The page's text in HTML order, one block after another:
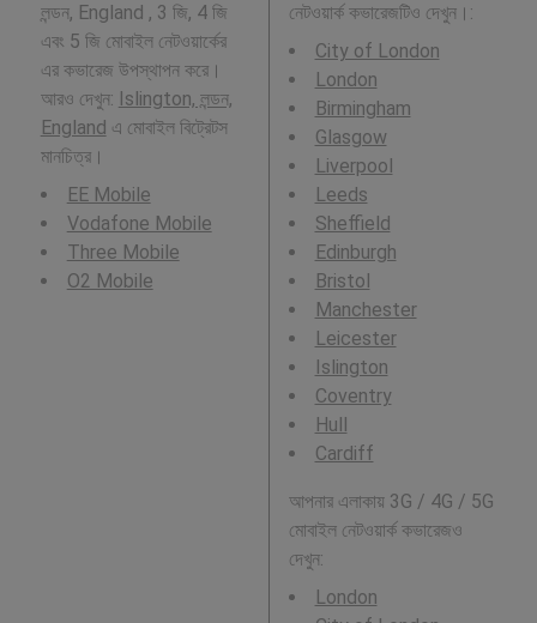
লন্ডন, England , 3 জি, 4 জি
এবং 5 জি মোবাইল নেটওয়ার্কের
এর কভারেজ উপস্থাপন করে।
আরও দেখুন: Islington, লন্ডন,
England এ মোবাইল বিট্রেটস
মানচিত্র।
EE Mobile
Vodafone Mobile
Three Mobile
O2 Mobile
নেটওয়ার্ক কভারেজটিও দেখুন।:
City of London
London
Birmingham
Glasgow
Liverpool
Leeds
Sheffield
Edinburgh
Bristol
Manchester
Leicester
Islington
Coventry
Hull
Cardiff
আপনার এলাকায় 3G / 4G / 5G
মোবাইল নেটওয়ার্ক কভারেজও
দেখুন:
London